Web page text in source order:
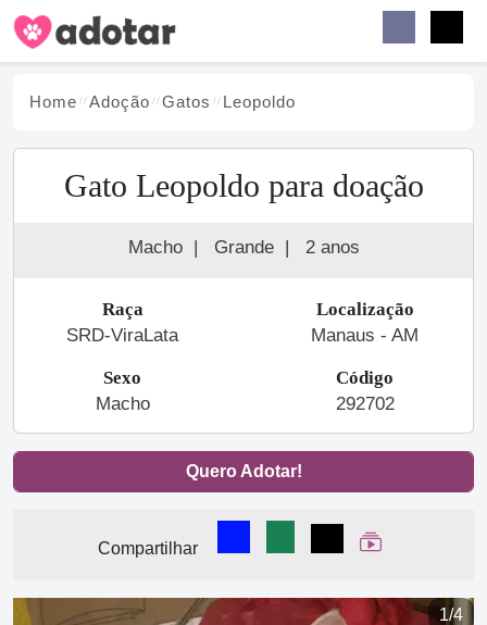
Home Adoção Gatos Leopoldo
Gato Leopoldo para doação
Macho | Grande | 2 anos
Raça
SRD-ViraLata
Localização
Manaus - AM
Sexo
Macho
Código
292702
Quero Adotar!
Compartilhar
Compartilhar no Facebook
Compartilhar no
Compartilhar
Ver Web Story
1/4